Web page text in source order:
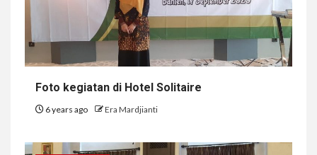
Foto kegiatan di Hotel Solitaire
6 years ago Era Mardjianti